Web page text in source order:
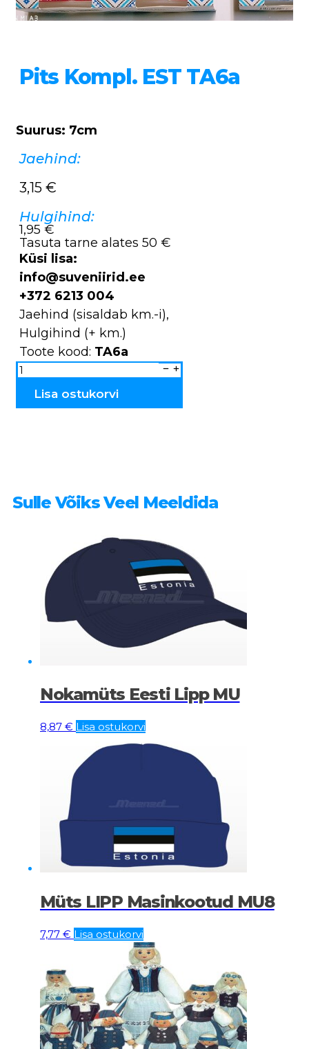
Pits Kompl. EST TA6a
Suurus: 7cm
Jaehind:
3,15 €
Hulgihind:
1,95 €
Tasuta tarne alates 50 €
Küsi lisa:
info@suveniirid.ee
+372 6213 004
Jaehind (sisaldab km.-i),
Hulgihind (+ km.)
Toote kood: TA6a
Pits
kompl.
EST
Lisa ostukorvi
Sulle Võiks Veel Meeldida
Nokamüts Eesti Lipp MU
8,87 € Lisa ostukorvi
Müts LIPP Masinkootud MU8
7,77 € Lisa ostukorvi